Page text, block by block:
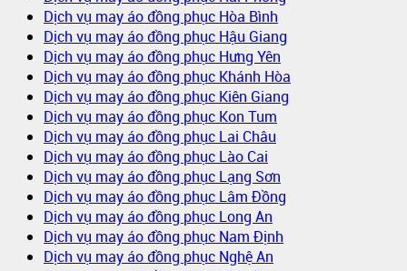
Dịch vụ may áo đồng phục Hòa Bình
Dịch vụ may áo đồng phục Hậu Giang
Dịch vụ may áo đồng phục Hưng Yên
Dịch vụ may áo đồng phục Khánh Hòa
Dịch vụ may áo đồng phục Kiên Giang
Dịch vụ may áo đồng phục Kon Tum
Dịch vụ may áo đồng phục Lai Châu
Dịch vụ may áo đồng phục Lào Cai
Dịch vụ may áo đồng phục Lạng Sơn
Dịch vụ may áo đồng phục Lâm Đồng
Dịch vụ may áo đồng phục Long An
Dịch vụ may áo đồng phục Nam Định
Dịch vụ may áo đồng phục Nghệ An